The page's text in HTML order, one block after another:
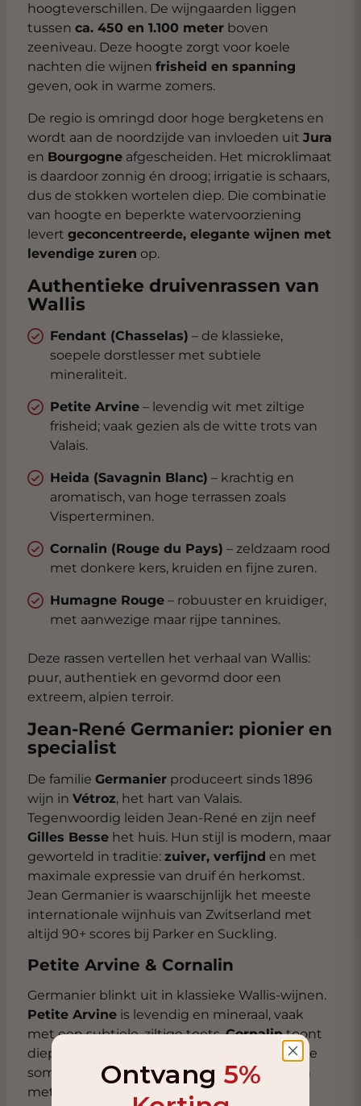
hoogteverschillen. De wijngaarden liggen
tussen ca. 450 en 1.100 meter boven
zeeniveau. Deze hoogte zorgt voor koele
nachten die wijnen frisheid en spanning
geven, ook in warme zomers.
De regio is omringd door hoge bergketens en
wordt aan de noordzijde van invloeden uit Jura
en Bourgogne afgescheiden. Het microklimaat
is daardoor zonnig én droog; irrigatie is schaars,
dus de stokken wortelen diep. Die combinatie
van hoogte en beperkte watervoorziening
levert geconcentreerde, elegante wijnen met
levendige zuren op.
Authentieke druivenrassen van
Wallis
Fendant (Chasselas) – de klassieke,
soepele dorstlesser met subtiele
mineraliteit.
Petite Arvine – levendig wit met ziltige
frisheid; vaak gezien als de witte trots van
Valais.
Heida (Savagnin Blanc) – krachtig en
aromatisch, van hoge terrassen zoals
Visperterminen.
Cornalin (Rouge du Pays) – zeldzaam rood
met donkere kers, kruiden en fijne zuren.
Humagne Rouge – robuuster en kruidiger,
met aanwezige maar rijpe tannines.
Deze rassen vertellen het verhaal van Wallis:
puur, authentiek en gevormd door een
extreem, alpien terroir.
Jean-René Germanier: pionier en
specialist
De familie Germanier produceert sinds 1896
wijn in Vétroz, het hart van Valais.
Tegenwoordig leiden Jean-René en zijn neef
Gilles Besse het huis. Hun stijl is modern, maar
geworteld in traditie: zuiver, verfijnd en met
maximale expressie van druif én herkomst.
Jean Germanier is waarschijnlijk het meeste
internationale wijnhuis van Zwitserland met
altijd 90+ scores bij Parker en Suckling.
Petite Arvine & Cornalin
Germanier blinkt uit in klassieke Wallis-wijnen.
Petite Arvine is levendig en mineraal, vaak
met een subtiele, ziltige toets.Cornalintoont
diepte en kruidigheid, met een elegantie die
soms aan Pinot Noir doet denken, maar dan
met een uitgesproken Alpenkarakter.
Ontvang 5%